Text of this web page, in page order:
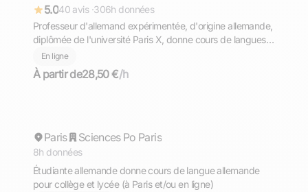
5.040 avis ·306h données
Professeur d'allemand expérimentée, d'origine allemande,
diplômée de l'université Paris X, donne cours de langues
et de soutien tous niveaux en ligne. Disposant d'une
expérience de presque 20 ans, titulaire d'un bachelor
d'allemand , je propose des cours ludiques et
En ligne
À partir de28,50 €/h
Répond rapidement
Paris Sciences Po Paris
8h données
Étudiante allemande donne cours de langue allemande
pour collège et lycée (à Paris et/ou en ligne)